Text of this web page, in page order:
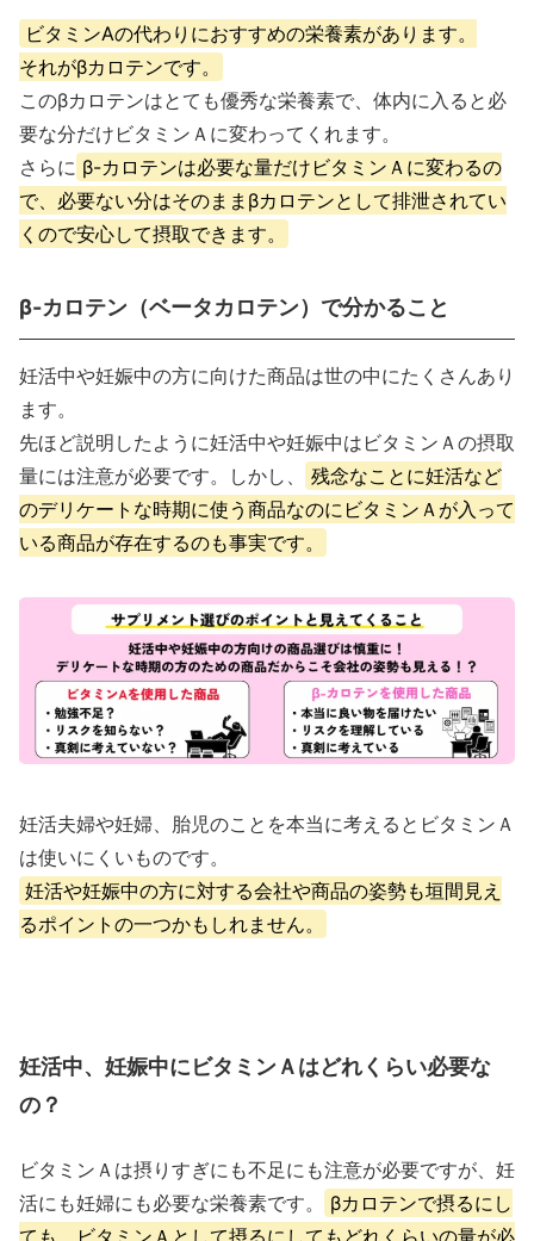
ビタミンAの代わりにおすすめの栄養素があります。
それがβカロテンです。
このβカロテンはとても優秀な栄養素で、体内に入ると必
要な分だけビタミンＡに変わってくれます。
さらに β-カロテンは必要な量だけビタミンＡに変わるの
で、必要ない分はそのままβカロテンとして排泄されてい
くので安心して摂取できます。
β-カロテン（ベータカロテン）で分かること
妊活中や妊娠中の方に向けた商品は世の中にたくさんあり
ます。
先ほど説明したように妊活中や妊娠中はビタミンＡの摂取
量には注意が必要です。しかし、
残念なことに妊活など
のデリケートな時期に使う商品なのにビタミンＡが入って
いる商品が存在するのも事実です。
妊活夫婦や妊婦、胎児のことを本当に考えるとビタミンＡ
は使いにくいものです。
妊活や妊娠中の方に対する会社や商品の姿勢も垣間見え
るポイントの一つかもしれません。
妊活中、妊娠中にビタミンＡはどれくらい必要な
の？
ビタミンＡは摂りすぎにも不足にも注意が必要ですが、妊
活にも妊婦にも必要な栄養素です。
βカロテンで摂るにし